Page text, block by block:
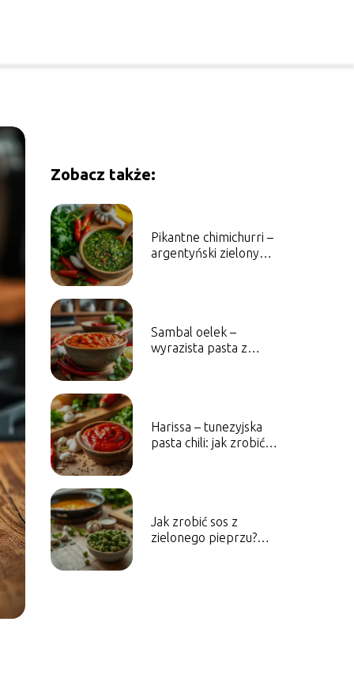
Zobacz także:
Pikantne chimichurri –
argentyński zielony
Sambal oelek –
wyrazista pasta z
Harissa – tunezyjska
pasta chili: jak zrobić i
Jak zrobić sos z
zielonego pieprzu?